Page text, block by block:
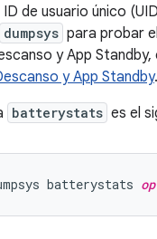
de usuario único
dumpsys para probar
y App Standby,
y App Standby.
batterystats es el
batterystats